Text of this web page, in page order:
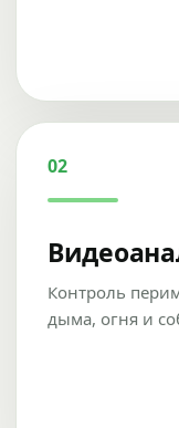
02
Контроль
дыма, огня и